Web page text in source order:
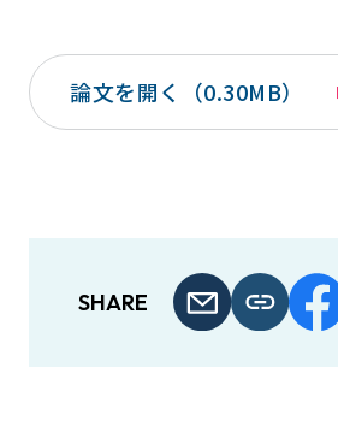
論文を開く（0.30MB）
SHARE